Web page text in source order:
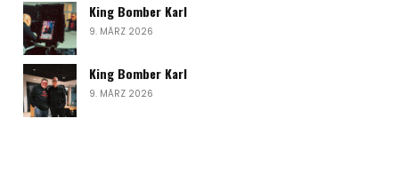
King Bomber Karl
9. MÄRZ 2026
King Bomber Karl
9. MÄRZ 2026